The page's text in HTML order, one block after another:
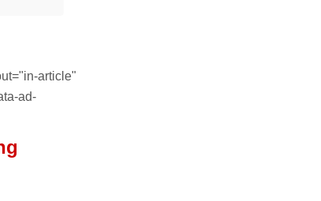
article"
ad-